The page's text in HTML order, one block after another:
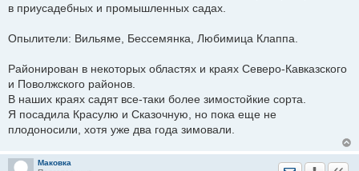
в приусадебных и промышленных садах.
Опылители: Вильяме, Бессемянка, Любимица Клаппа.
Районирован в некоторых областях и краях Северо-Кавказского
и Поволжского районов.
В наших краях садят все-таки более зимостойкие сорта.
Я посадила Красулю и Сказочную, но пока еще не
плодоносили, хотя уже два года зимовали.
Маковка